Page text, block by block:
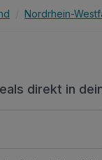
Nordrhein-
direkt in